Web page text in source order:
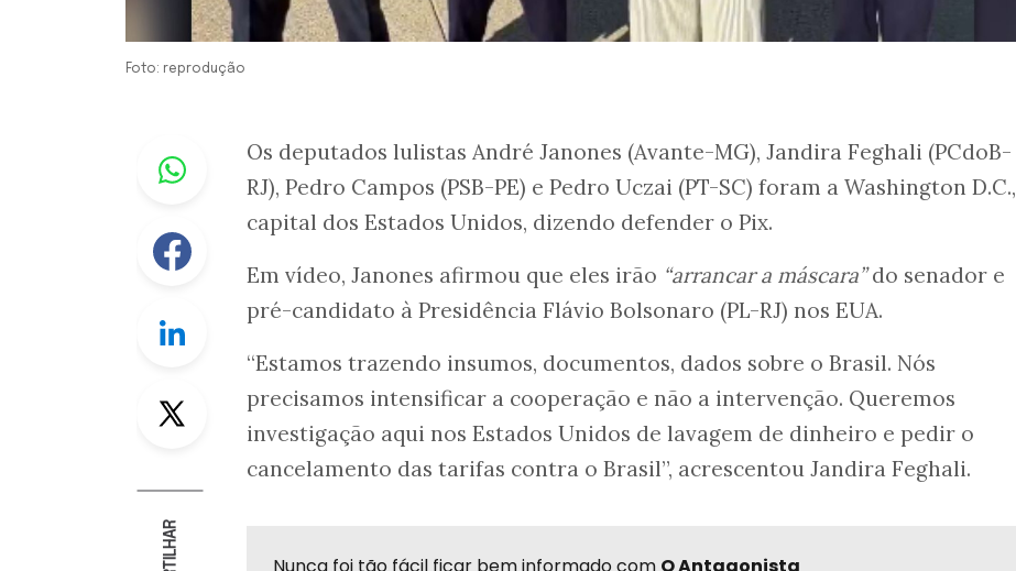
Foto: reprodução
Whastapp
Facebook
Linkedin
Twitter
Os deputados lulistas André Janones (Avante-MG), Jandira Feghali (PCdoB-
RJ), Pedro Campos (PSB-PE) e Pedro Uczai (PT-SC) foram a Washington D.C.,
capital dos Estados Unidos, dizendo defender o Pix.
Em vídeo, Janones afirmou que eles irão “arrancar a máscara”do senador e
pré-candidato à Presidência Flávio Bolsonaro (PL-RJ) nos EUA.
“Estamos trazendo insumos, documentos, dados sobre o Brasil. Nós
precisamos intensificar a cooperação e não a intervenção. Queremos
investigação aqui nos Estados Unidos de lavagem de dinheiro e pedir o
cancelamento das tarifas contra o Brasil”, acrescentou Jandira Feghali.